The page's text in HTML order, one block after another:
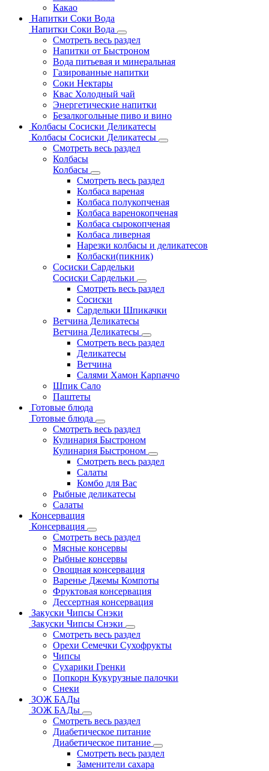
Какао
Напитки Соки Вода
Напитки Соки Вода
Смотреть весь раздел
Напитки от Быстроном
Вода питьевая и минеральная
Газированные напитки
Соки Нектары
Квас Холодный чай
Энергетические напитки
Безалкогольные пиво и вино
Колбасы Сосиски Деликатесы
Колбасы Сосиски Деликатесы
Смотреть весь раздел
Колбасы
Колбасы
Смотреть весь раздел
Колбаса вареная
Колбаса полукопченая
Колбаса варенокопченая
Колбаса сырокопченая
Колбаса ливерная
Нарезки колбасы и деликатесов
Колбаски(пикник)
Сосиски Сардельки
Сосиски Сардельки
Смотреть весь раздел
Сосиски
Сардельки Шпикачки
Ветчина Деликатесы
Ветчина Деликатесы
Смотреть весь раздел
Деликатесы
Ветчина
Салями Хамон Карпаччо
Шпик Сало
Паштеты
Готовые блюда
Готовые блюда
Смотреть весь раздел
Кулинария Быстроном
Кулинария Быстроном
Смотреть весь раздел
Салаты
Комбо для Вас
Рыбные деликатесы
Салаты
Консервация
Консервация
Смотреть весь раздел
Мясные консервы
Рыбные консервы
Овощная консервация
Варенье Джемы Компоты
Фруктовая консервация
Дессертная консервация
Закуски Чипсы Снэки
Закуски Чипсы Снэки
Смотреть весь раздел
Орехи Семечки Сухофрукты
Чипсы
Сухарики Гренки
Попкорн Кукурузные палочки
Снеки
ЗОЖ БАДы
ЗОЖ БАДы
Смотреть весь раздел
Диабетическое питание
Диабетическое питание
Смотреть весь раздел
Заменители сахара